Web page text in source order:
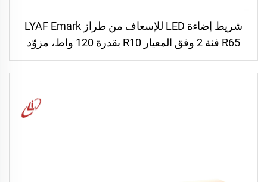
شريط إضاءة LED للإسعاف من طراز LYAF Emark
R65 فئة 2 وفق المعيار R10 بقدرة 120 واط، مزوّد
بصافرة ومكبّر صوت، لتنبيه المركبات الطارئة